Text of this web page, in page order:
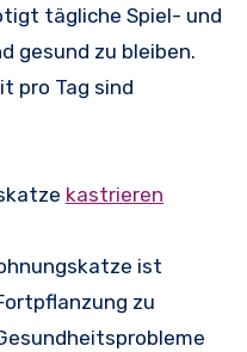
tägliche Spiel- und
gesund zu bleiben.
pro Tag sind
kastrieren
ist
zu